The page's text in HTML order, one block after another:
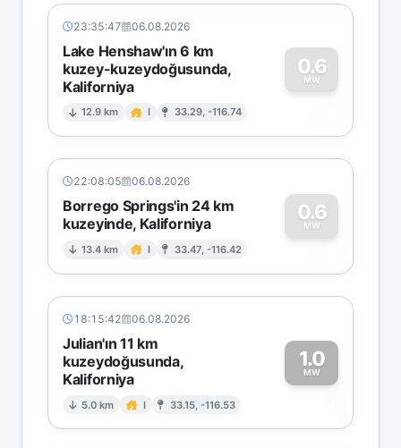
23:35:47 06.08.2026
Lake Henshaw'ın 6 km
kuzey-kuzeydoğusunda,
Kaliforniya
12.9 km I 33.29, -116.74
0.6
MW
0
22:08:05 06.08.2026
Borrego Springs'in 24 km
kuzeyinde, Kaliforniya
13.4 km I 33.47, -116.42
0.6
MW
0
18:15:42 06.08.2026
Julian'ın 11 km
kuzeydoğusunda,
Kaliforniya
5.0 km I 33.15, -116.53
1.0
MW
1